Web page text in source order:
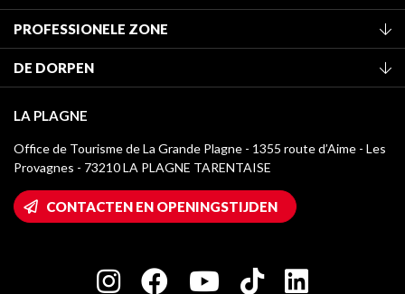
PROFESSIONELE ZONE
Classificatie van de gemeubileerde accommodaties
Verblijfstaks
Mediatheek
La Plagne logo's
Wifi toegang
Huis van de eigenaar
Charter van toegewijde spelers
DE DORPEN
Champagny-en-Vanoise
Montchavin - Les Coches
Plagne 1800
LA PLAGNE
Office de Tourisme de La Grande Plagne - 1355 route d’Aime - Les
Provagnes - 73210 LA PLAGNE TARENTAISE
CONTACTEN EN OPENINGSTIJDEN